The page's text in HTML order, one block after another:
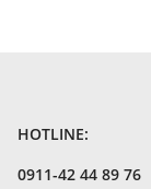
HOTLINE:
0911-42 44 89 76